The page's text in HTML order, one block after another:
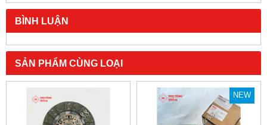
BÌNH LUẬN
SẢN PHẨM CÙNG LOẠI
NEW